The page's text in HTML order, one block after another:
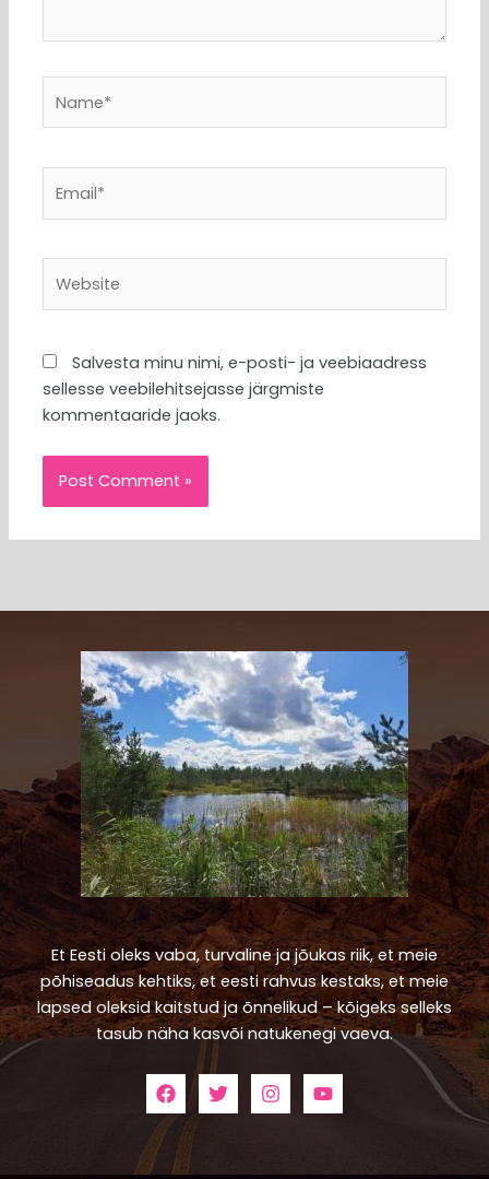
Salvesta minu nimi, e-posti- ja veebiaadress
sellesse veebilehitsejasse järgmiste
kommentaaride jaoks.
Et Eesti oleks vaba, turvaline ja jõukas riik, et meie
põhiseadus kehtiks, et eesti rahvus kestaks, et meie
lapsed oleksid kaitstud ja õnnelikud – kõigeks selleks
tasub näha kasvõi natukenegi vaeva.